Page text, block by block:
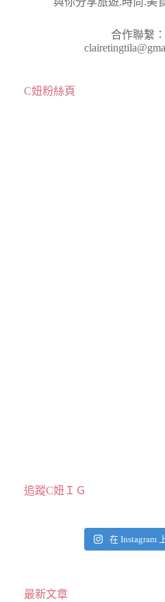
合作聯繫：
C妞粉絲頁
追蹤C妞ＩＧ
在 Instagram
最新文章